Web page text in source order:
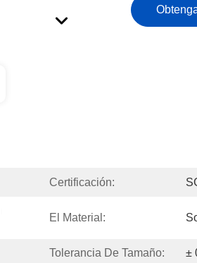
Certificación:
El Material:
Tolerancia De Tamaño: ±